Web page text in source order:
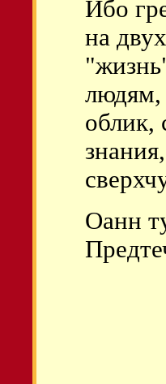
Ибо
на
людям,
облик,
Оанн